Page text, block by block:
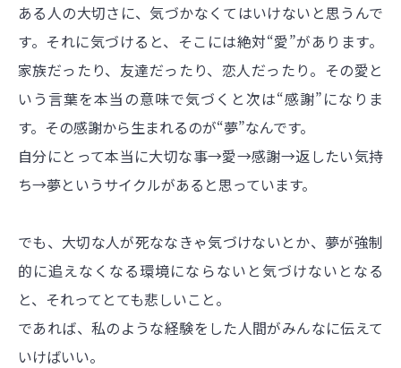
ある人の大切さに、気づかなくてはいけないと思うんで
す。それに気づけると、そこには絶対“愛”があります。
家族だったり、友達だったり、恋人だったり。その愛と
いう言葉を本当の意味で気づくと次は“感謝”になりま
す。その感謝から生まれるのが“夢”なんです。
自分にとって本当に大切な事→愛→感謝→返したい気持
ち→夢というサイクルがあると思っています。
でも、大切な人が死ななきゃ気づけないとか、夢が強制
的に追えなくなる環境にならないと気づけないとなる
と、それってとても悲しいこと。
であれば、私のような経験をした人間がみんなに伝えて
いけばいい。